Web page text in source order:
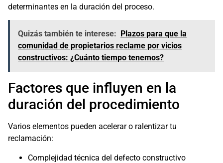
determinantes en la duración del proceso.
Quizás también te interese:
Plazos para que la
comunidad de propietarios reclame por vicios
constructivos: ¿Cuánto tiempo tenemos?
Factores que influyen en la
duración del procedimiento
Varios elementos pueden acelerar o ralentizar tu
reclamación:
Complejidad técnica del defecto constructivo